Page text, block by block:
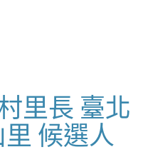
里長 臺北
候選人